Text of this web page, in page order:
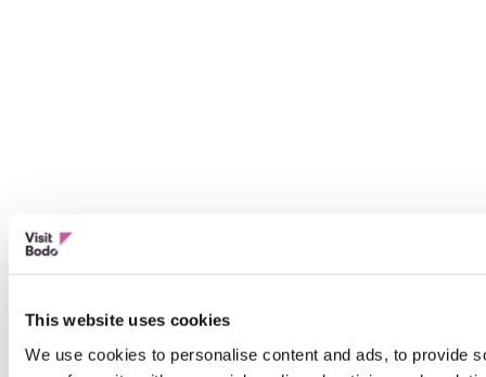
This website uses cookies
We use cookies to personalise content and ads, to provide